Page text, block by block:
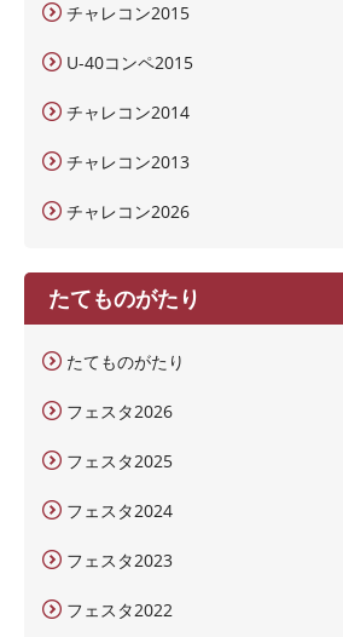
チャレコン2015
U-40コンペ2015
チャレコン2014
チャレコン2013
チャレコン2026
たてものがたり
たてものがたり
フェスタ2026
フェスタ2025
フェスタ2024
フェスタ2023
フェスタ2022